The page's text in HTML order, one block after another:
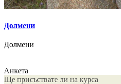
Долмени
Долмени
Анкета
Ще присъствате ли на курса